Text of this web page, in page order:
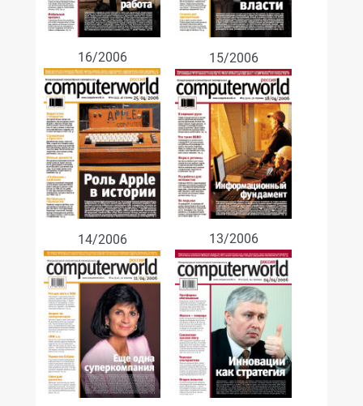
16/2006 15/2006
14/2006 13/2006